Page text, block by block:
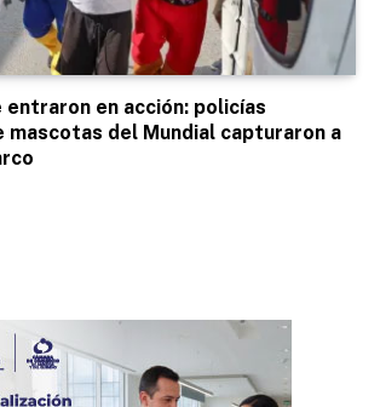
entraron en acción: policías
mascotas del Mundial capturaron a